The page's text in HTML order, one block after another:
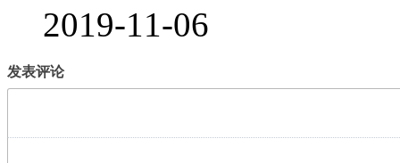
2019-11-06
发表评论